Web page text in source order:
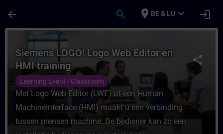
arrow_back search place BE & LU expand_more login
Course - Siemens LOGO! Logo Web
share
Siemens LOGO! Logo Web Editor en
HMI training
Learning Event - Classroom
Met Logo Web Editor (LWE) of een Human
MachineInterface (HMI) maakt u een verbinding
tussen mensen machine. De bediener kan zo een